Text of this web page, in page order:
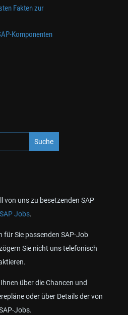
Fakten zur
Komponenten
von uns zu besetzenden SAP
SAP Jobs.
für Sie passenden SAP-Job
Sie nicht uns telefonisch
über die Chancen und
oder über Details der von
Jobs.